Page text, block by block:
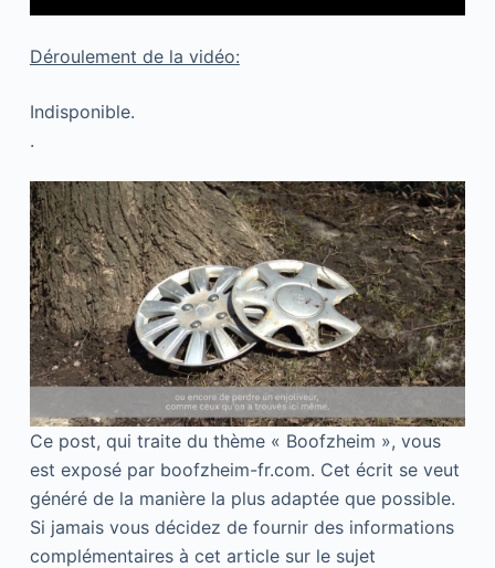
Déroulement de la vidéo:
Indisponible.
.
Ce post, qui traite du thème « Boofzheim », vous
est exposé par boofzheim-fr.com. Cet écrit se veut
généré de la manière la plus adaptée que possible.
Si jamais vous décidez de fournir des informations
complémentaires à cet article sur le sujet